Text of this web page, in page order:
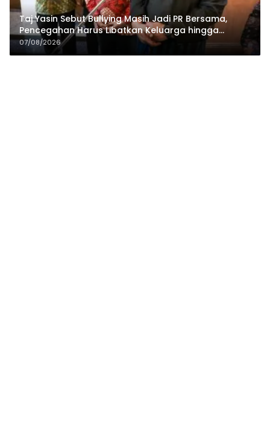
Taj Yasin Sebut Bullying Masih Jadi PR Bersama,
Pencegahan Harus Libatkan Keluarga hingga
Pesantren
07/08/2026